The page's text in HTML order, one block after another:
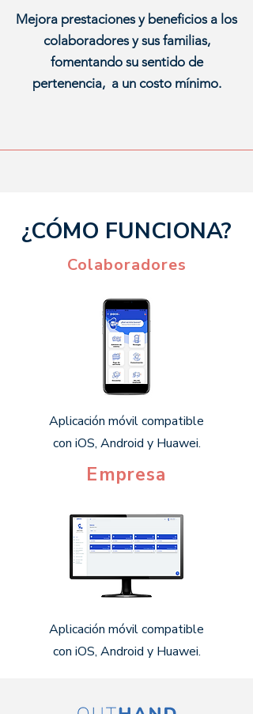
Mejora prestaciones y beneficios a los
colaboradores y sus familias,
fomentando su sentido de
pertenencia, a un costo mínimo.
¿CÓMO FUNCIONA?
Colaboradores
Aplicación móvil compatible
con iOS, Android y Huawei.
Empresa
Aplicación móvil compatible
con iOS, Android y Huawei.